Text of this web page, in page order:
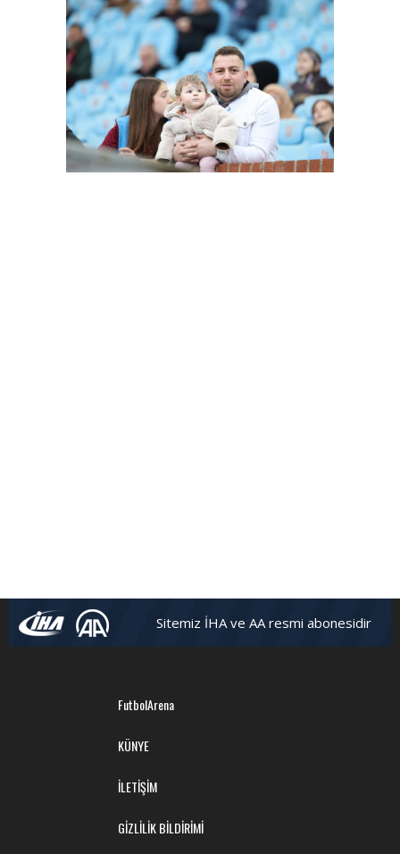
Sitemiz İHA ve AA resmi abonesidir
FutbolArena
KÜNYE
İLETİŞİM
GİZLİLİK BİLDİRİMİ